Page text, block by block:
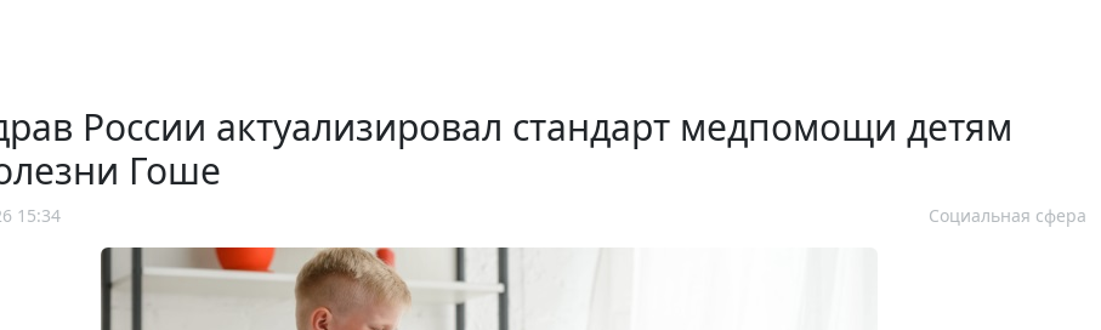
России актуализировал стандарт медпомощи детям
Гоше
15:34 Социальная сфера